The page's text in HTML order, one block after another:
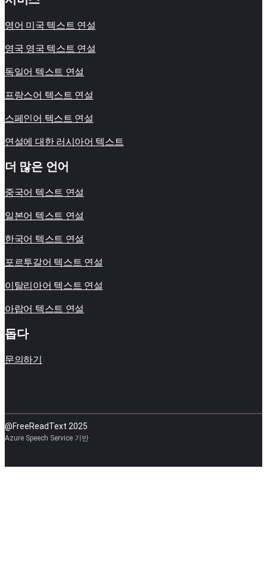
영어 미국 텍스트 연설
영국 영국 텍스트 연설
독일어 텍스트 연설
프랑스어 텍스트 연설
스페인어 텍스트 연설
연설에 대한 러시아어 텍스트
더 많은 언어
중국어 텍스트 연설
일본어 텍스트 연설
한국어 텍스트 연설
포르투갈어 텍스트 연설
이탈리아어 텍스트 연설
아랍어 텍스트 연설
돕다
문의하기
@FreeReadText 2025
Azure Speech Service 기반